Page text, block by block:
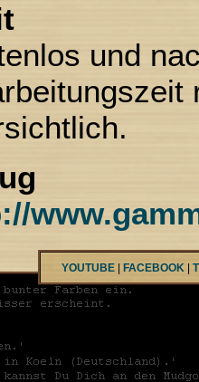
und
YOUTUBE FACEBOOK